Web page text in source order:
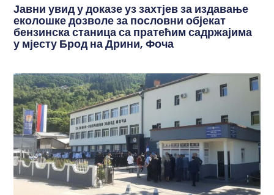
Јавни увид у доказе уз захтјев за издавање
еколошке дозволе за пословни објекат
бензинска станица са пратећим садржајима
у мјесту Брод на Дрини, Фоча